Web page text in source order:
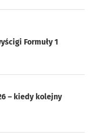
Formuły 1
– kiedy kolejny